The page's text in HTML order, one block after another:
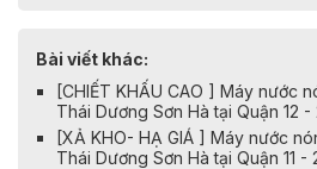
Bài viết khác:
[CHIẾT KHẤU CAO ] Máy nước
Thái Dương Sơn Hà tại Quận 12
[XẢ KHO- HẠ GIÁ ] Máy nước
Thái Dương Sơn Hà tại Quận 11